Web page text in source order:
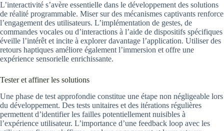
L’interactivité s’avère essentielle dans le développement des solutions
de réalité programmable. Miser sur des mécanismes captivants renforce
l’engagement des utilisateurs. L’implémentation de gestes, de
commandes vocales ou d’interactions à l’aide de dispositifs spécifiques
éveille l’intérêt et incite à explorer davantage l’application. Utiliser des
retours haptiques améliore également l’immersion et offre une
expérience sensorielle enrichissante.
Tester et affiner les solutions
Une phase de test approfondie constitue une étape non négligeable lors
du développement. Des tests unitaires et des itérations régulières
permettent d’identifier les failles potentiellement nuisibles à
l’expérience utilisateur. L’importance d’une feedback loop avec les